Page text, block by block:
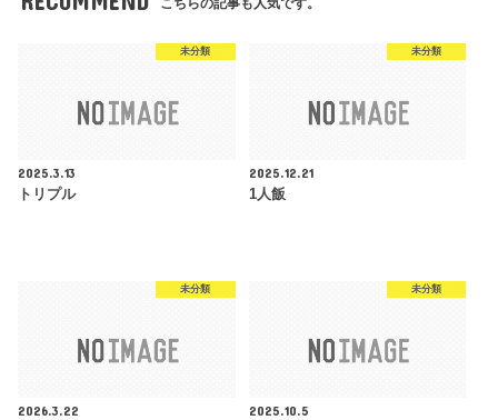
未分類
2025.3.13
トリプル
未分類
2025.12.21
1人飯
未分類
2026.3.22
未分類
2025.10.5